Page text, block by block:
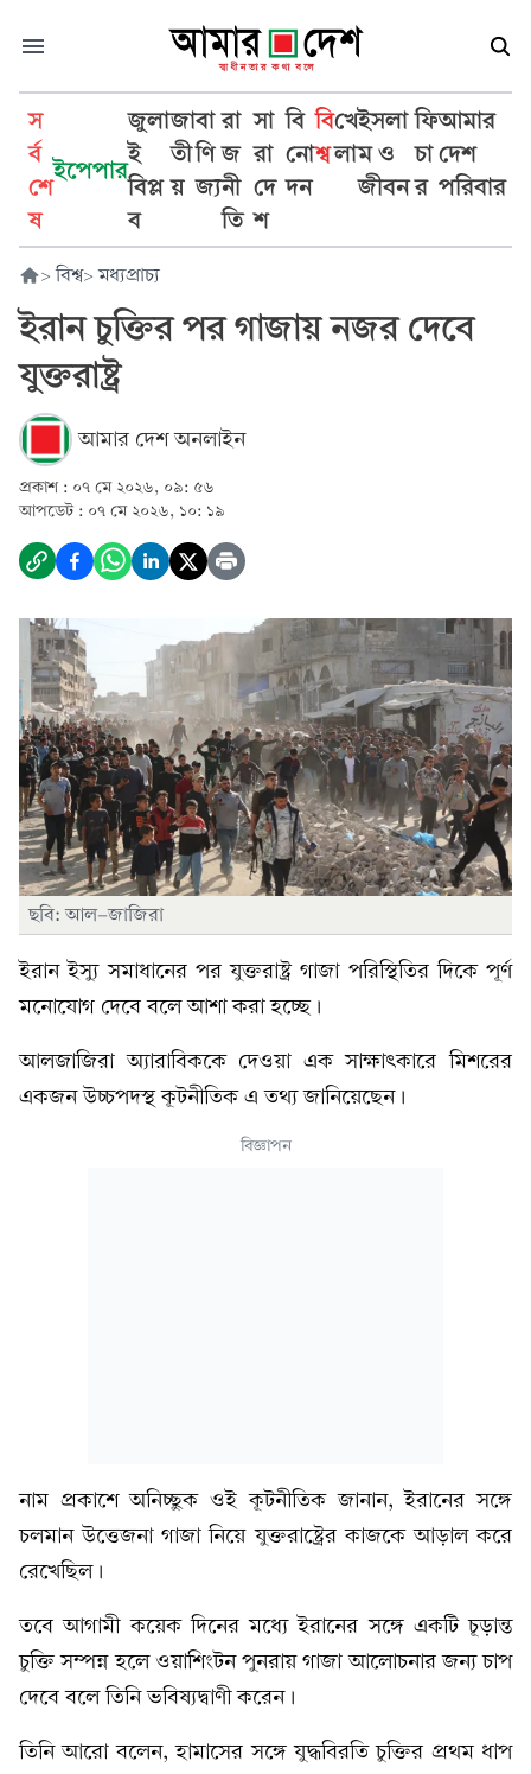
স
র্ব
শে
ষ
ইপেপার
জুলা
ই
বিপ্ল
ব
জা
তী
য়
বা
ণি
জ্য
রা
জ
নী
তি
সা
রা
দে
শ
বি
নো
দন
বি
শ্ব
খে
লা
ইসলা
ম ও
জীবন
ফি
চা
র
আমার
দেশ
পরিবার
> বিশ্ব> মধ্যপ্রাচ্য
ইরান চুক্তির পর গাজায় নজর দেবে
যুক্তরাষ্ট্র
আমার দেশ অনলাইন
প্রকাশ : ০৭ মে ২০২৬, ০৯: ৫৬
আপডেট : ০৭ মে ২০২৬, ১০: ১৯
ছবি: আল-জাজিরা
ইরান ইস্যু সমাধানের পর যুক্তরাষ্ট্র গাজা পরিস্থিতির দিকে পূর্ণ
মনোযোগ দেবে বলে আশা করা হচ্ছে।
আলজাজিরা অ্যারাবিককে দেওয়া এক সাক্ষাৎকারে মিশরের
একজন উচ্চপদস্থ কূটনীতিক এ তথ্য জানিয়েছেন।
বিজ্ঞাপন
নাম প্রকাশে অনিচ্ছুক ওই কূটনীতিক জানান, ইরানের সঙ্গে
চলমান উত্তেজনা গাজা নিয়ে যুক্তরাষ্ট্রের কাজকে আড়াল করে
রেখেছিল।
তবে আগামী কয়েক দিনের মধ্যে ইরানের সঙ্গে একটি চূড়ান্ত
চুক্তি সম্পন্ন হলে ওয়াশিংটন পুনরায় গাজা আলোচনার জন্য চাপ
দেবে বলে তিনি ভবিষ্যদ্বাণী করেন।
তিনি আরো বলেন, হামাসের সঙ্গে যুদ্ধবিরতি চুক্তির প্রথম ধাপ